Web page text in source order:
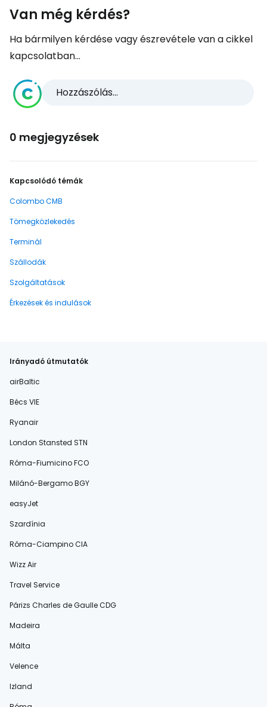
Van még kérdés?
Ha bármilyen kérdése vagy észrevétele van a cikkel
kapcsolatban...
Hozzászólás...
0 megjegyzések
Kapcsolódó témák
Colombo CMB
Tömegközlekedés
Terminál
Szállodák
Szolgáltatások
Érkezések és indulások
Irányadó útmutatók
airBaltic
Bécs VIE
Ryanair
London Stansted STN
Róma-Fiumicino FCO
Milánó-Bergamo BGY
easyJet
Szardínia
Róma-Ciampino CIA
Wizz Air
Travel Service
Párizs Charles de Gaulle CDG
Madeira
Málta
Velence
Izland